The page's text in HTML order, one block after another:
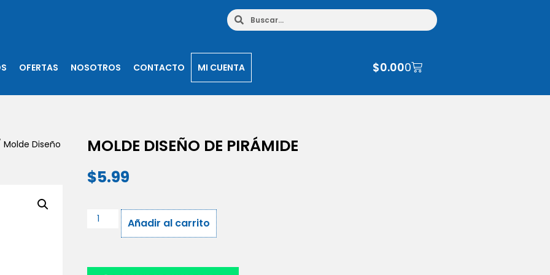
OFERTAS NOSOTROS CONTACTO MI CUENTA $0.000
Diseño
MOLDE DISEÑO DE PIRÁMIDE
$5.99
Añadir al carrito